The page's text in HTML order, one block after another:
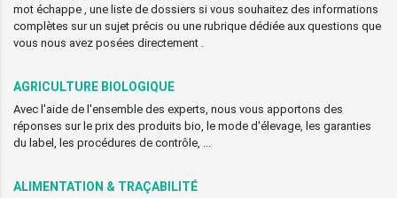
mot échappe , une liste de dossiers si vous souhaitez des informations
complètes sur un sujet précis ou une rubrique dédiée aux questions que
vous nous avez posées directement .
AGRICULTURE BIOLOGIQUE
Avec l'aide de l'ensemble des experts, nous vous apportons des
réponses sur le prix des produits bio, le mode d'élevage, les garanties
du label, les procédures de contrôle, ...
ALIMENTATION & TRAÇABILITÉ